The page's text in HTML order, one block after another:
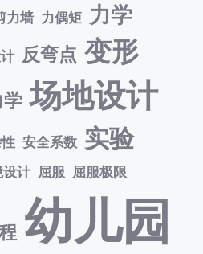
力墙 力偶矩 力学
反弯点 变形
学 场地设计
安全系数 实验
计 屈服 屈服极限
幼儿园